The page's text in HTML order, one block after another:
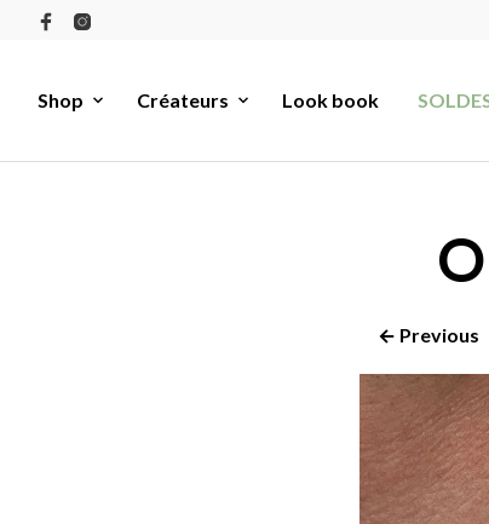
Shop Créateurs Look book
← Previous